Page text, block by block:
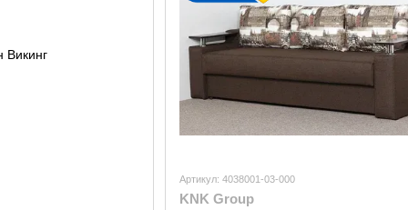
Артикул: 4038001-03-000
KNK Group